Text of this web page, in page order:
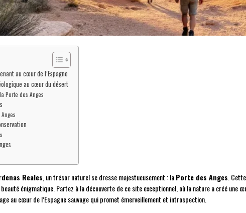
au cœur de l’Espagne
au cœur du désert
Porte des Anges
Reales , un trésor naturel se dresse majestueusement : laPorte des Anges .
énigmatique. Partez à la découverte de ce site exceptionnel, où la nature a créé une
au cœur de l’Espagne sauvage qui promet émerveillement et introspection.